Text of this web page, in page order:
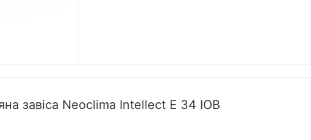
завіса Neoclima Intellect E 34 IOB